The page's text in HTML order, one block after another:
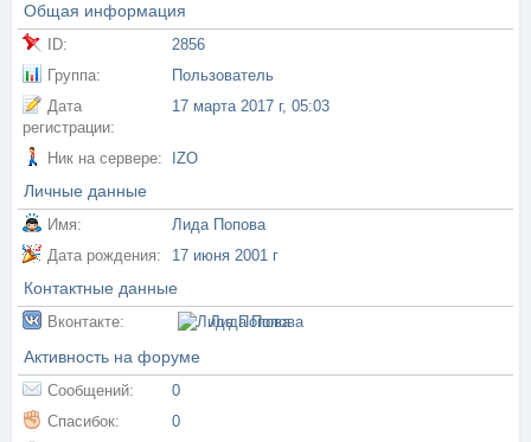
Общая информация
ID:
2856
Группа:
Пользователь
Дата
регистрации:
17 марта 2017 г, 05:03
Ник на сервере: IZO
Личные данные
Имя:
Лида Попова
Дата рождения:
17 июня 2001 г
Контактные данные
Вконтакте: Лида Попова
Активность на форуме
Сообщений:
0
Спасибок:
0